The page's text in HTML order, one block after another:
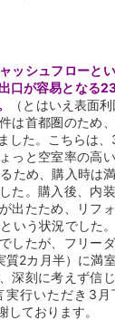
ッシュフローと
口が容易となる
（とはいえ表面
は首都圏のため
した。こちらは
っと空室率の高
ため、購入時は
た。購入後、内
出たため、リフ
いう状況でした
したが、フリー
2カ月半）に満
深刻に考えず信
実行いただき3月
しております。